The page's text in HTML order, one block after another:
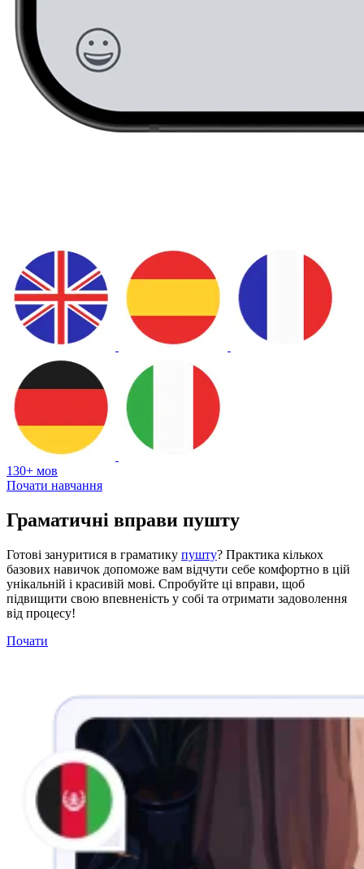
130+ мов
Почати навчання
Граматичні вправи пушту
Готові зануритися в граматику пушту? Практика кількох
базових навичок допоможе вам відчути себе комфортно в цій
унікальній і красивій мові. Спробуйте ці вправи, щоб
підвищити свою впевненість у собі та отримати задоволення
від процесу!
Почати